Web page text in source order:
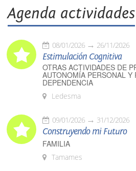
Agenda actividades
08/01/2026 26/11/2026
Estimulación Cognitiva
OTRAS ACTIVIDADES DE
AUTONOMÍA PERSONAL Y
DEPENDENCIA
Ledesma
09/01/2026 31/12/2026
Construyendo mi Futuro
FAMILIA
Tamames